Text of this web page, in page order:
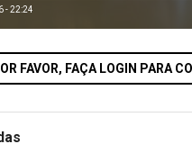
- 22:24
FAVOR, FAÇA LOGIN PARA